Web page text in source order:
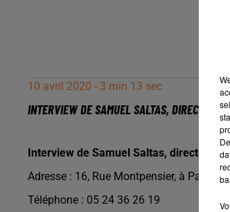
10 avril 2020 - 3 min 13 sec
INTERVIEW DE SAMUEL SALTAS,
Interview de Samuel Saltas, directeur
Adresse : 16, Rue Montpensier, à Pau
Téléphone : 05 24 36 26 19